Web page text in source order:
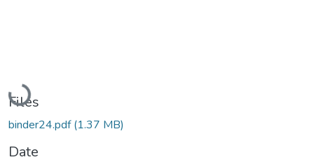
Loading...
Files
binder24.pdf(1.37 MB)
Date